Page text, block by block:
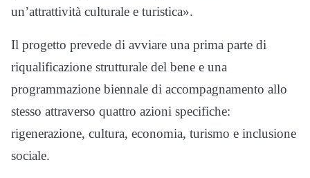
un’attrattività culturale e turistica».
Il progetto prevede di avviare una prima parte di
riqualificazione strutturale del bene e una
programmazione biennale di accompagnamento allo
stesso attraverso quattro azioni specifiche:
rigenerazione, cultura, economia, turismo e inclusione
sociale.